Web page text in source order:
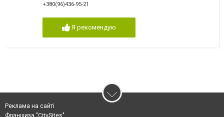
+380(96)436-95-21
Я рекомендую
Реклама на сайті